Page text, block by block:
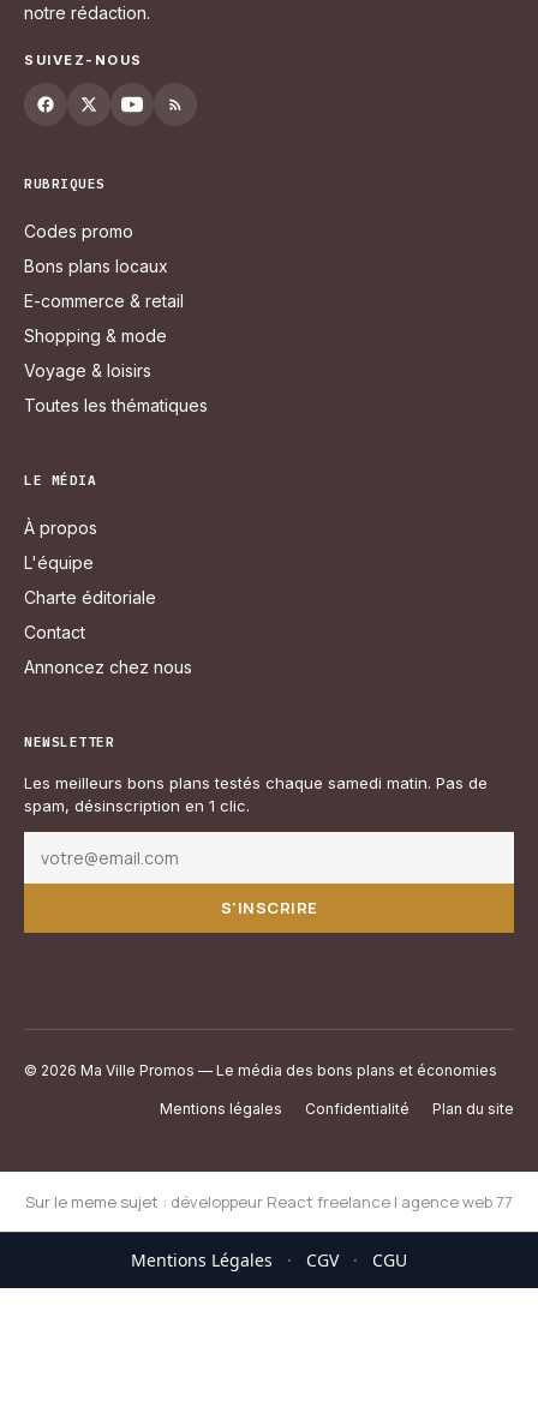
notre rédaction.
SUIVEZ-NOUS
RUBRIQUES
Codes promo
Bons plans locaux
E-commerce & retail
Shopping & mode
Voyage & loisirs
Toutes les thématiques
LE MÉDIA
À propos
L'équipe
Charte éditoriale
Contact
Annoncez chez nous
NEWSLETTER
Les meilleurs bons plans testés chaque samedi matin. Pas de
spam, désinscription en 1 clic.
S'INSCRIRE
© 2026 Ma Ville Promos — Le média des bons plans et économies
Mentions légales Confidentialité Plan du site
Sur le meme sujet : développeur React freelance | agence web 77
Mentions Légales · CGV · CGU